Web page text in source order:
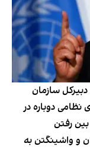
سازمان
نظامی دوباره در
رفتن
و واشینگتن به